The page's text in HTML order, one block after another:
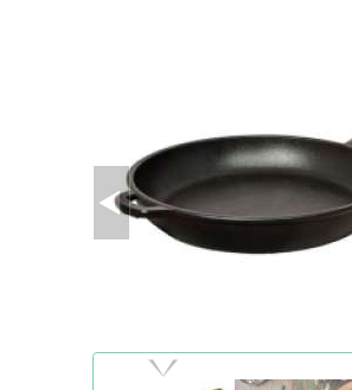
AGROFOLIEN UND
FRÜHBEET
BEETEINFASSUNGEN UND
AGROFOLIEN UND FOLIEN
STÜTZEN FÜR PFLANZEN UND STRÄUCHER